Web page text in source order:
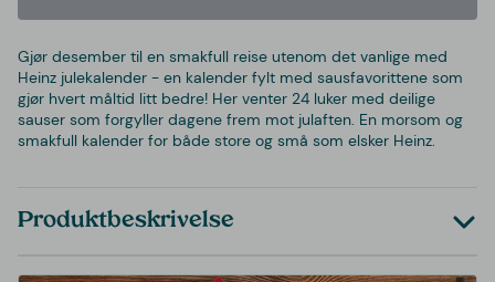
Gjør desember til en smakfull reise utenom det vanlige med
Heinz julekalender - en kalender fylt med sausfavorittene som
gjør hvert måltid litt bedre! Her venter 24 luker med deilige
sauser som forgyller dagene frem mot julaften. En morsom og
smakfull kalender for både store og små som elsker Heinz.
Produktbeskrivelse